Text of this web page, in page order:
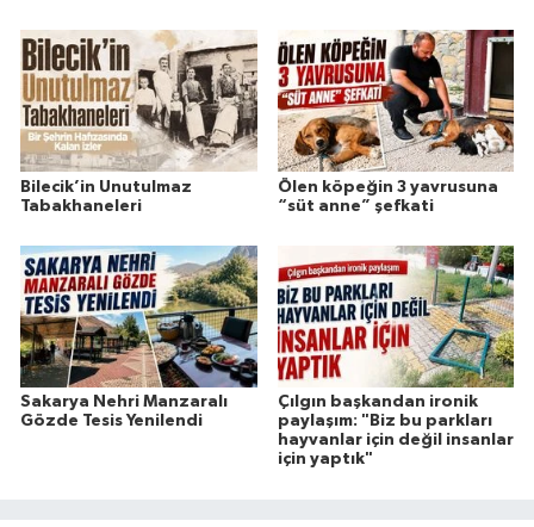
Bilecik’in Unutulmaz
Tabakhaneleri
Ölen köpeğin 3 yavrusuna
“süt anne” şefkati
Sakarya Nehri Manzaralı
Gözde Tesis Yenilendi
Çılgın başkandan ironik
paylaşım: "Biz bu parkları
hayvanlar için değil insanlar
için yaptık"